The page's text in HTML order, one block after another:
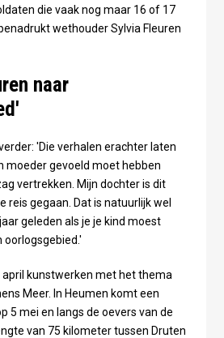
die vaak nog maar 16 of 17
wethouder Sylvia Fleuren
naar
'Die verhalen erachter laten
moeder gevoeld moet hebben
vertrekken. Mijn dochter is dit
reis gegaan. Dat is natuurlijk wel
geleden als je je kind moest
oorlogsgebied.'
april kunstwerken met het thema
Meer. In Heumen komt een
5 mei en langs de oevers van de
van 75 kilometer tussen Druten